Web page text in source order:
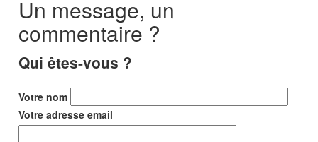
Un message, un
commentaire ?
Qui êtes-vous ?
Votre nom
Votre adresse email